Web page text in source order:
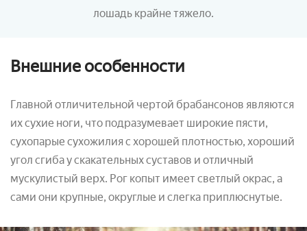
лошадь крайне тяжело.
Внешние особенности
Главной отличительной чертой брабансонов являются
их сухие ноги, что подразумевает широкие пясти,
сухопарые сухожилия с хорошей плотностью, хороший
угол сгиба у скакательных суставов и отличный
мускулистый верх. Рог копыт имеет светлый окрас, а
сами они крупные, округлые и слегка приплюснутые.